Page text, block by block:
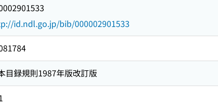
id.ndl.go.jp/bib/000002901533
目録規則1987年版改訂版